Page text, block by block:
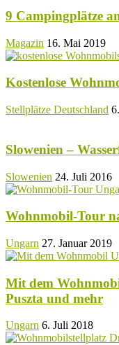
9 Campingplätze
Magazin 16. Mai 2019
Kostenlose
Stellplätze Deutschland
Slowenien –
Slowenien 24. Juli 2016
Wohnmobil-Tour
Ungarn 27. Januar 2019
Mit dem
Puszta und mehr
Ungarn 6. Juli 2018